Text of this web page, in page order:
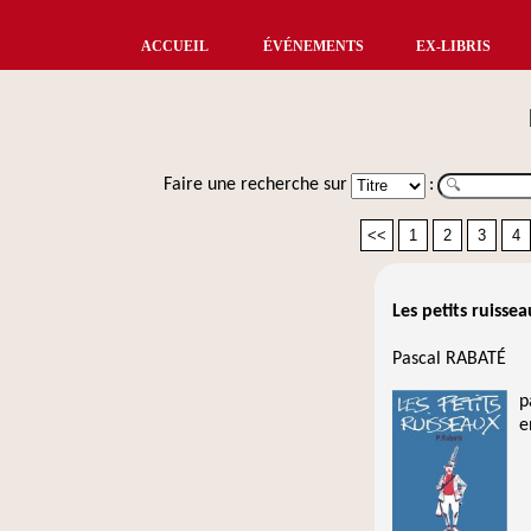
ACCUEIL ÉVÉNEMENTS EX-LIBRIS
Faire une recherche sur :
<< 1 2 3 4
Les petits
Pascal RABATÉ